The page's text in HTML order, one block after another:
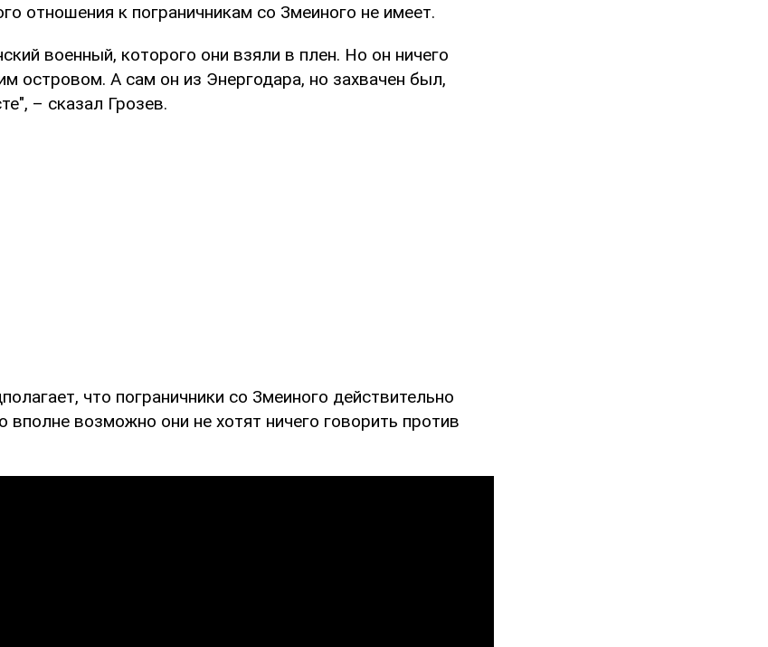
отношения к пограничникам со Змеиного не имеет.
военный, которого они взяли в плен. Но он ничего
островом. А сам он из Энергодара, но захвачен был,
– сказал Грозев.
что пограничники со Змеиного действительно
вполне возможно они не хотят ничего говорить против